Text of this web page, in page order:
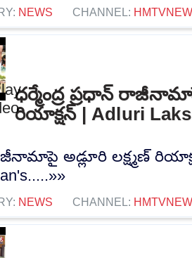
NEWS CHANNEL:
ధర్మేంద్ర ప్రధాన్
రియాక్షన్ | Adluri
అడ్లూరి లక్ష్మణ్
NEWS CHANNEL: